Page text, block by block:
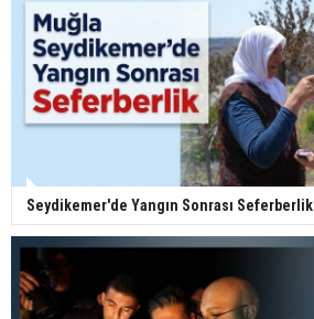
Seydikemer'de Yangın Sonrası Seferberlik